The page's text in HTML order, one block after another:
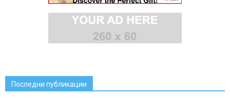
Последни публикации